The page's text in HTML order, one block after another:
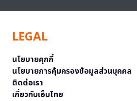
LEGAL
นโยบายคุกกี้
นโยบายการคุ้มครองข้อมูลส่วนบุคคล
ติดต่อเรา
เกี่ยวกับเอ็มไทย